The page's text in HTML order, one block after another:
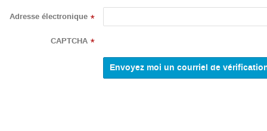
Adresse électronique *
CAPTCHA *